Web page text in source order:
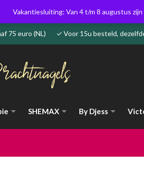
75 euro (NL) ✓ Voor 15u besteld,
SHEMAX By Djess
Vakantiesluiting: Van 4 t/m 8 augustus